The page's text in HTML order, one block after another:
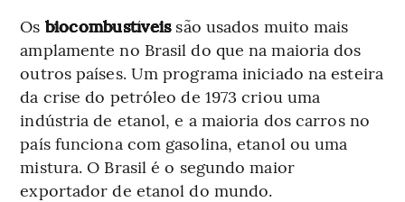
Os biocombustíveissão usados muito mais
amplamente no Brasil do que na maioria dos
outros países. Um programa iniciado na esteira
da crise do petróleo de 1973 criou uma
indústria de etanol, e a maioria dos carros no
país funciona com gasolina, etanol ou uma
mistura. O Brasil é o segundo maior
exportador de etanol do mundo.